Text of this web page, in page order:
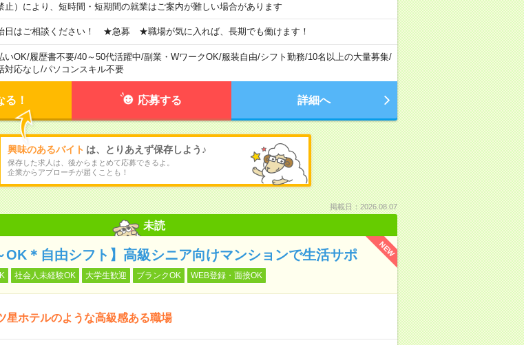
止）により、短時間・短期間の就業はご案内が難しい場合があります
日はご相談ください！ ★急募 ★職場が気に入れば、長期でも働けます！
いOK/履歴書不要/40～50代活躍中/副業・WワークOK/服装自由/シフト勤務/10名以上の大量募集/
対応なし/パソコンスキル不要
る！ 応募する 詳細へ
興味のあるバイト は、とりあえず保存しよう♪
保存した求人は、後からまとめて応募できるよ。
企業からアプローチが届くことも！
掲載日：2026.08.07
未読
NEW
OK＊自由シフト】高級シニア向けマンションで生活サポ
社会人未経験OK 大学生歓迎 ブランクOK WEB登録・面接OK
星ホテルのような高級感ある職場